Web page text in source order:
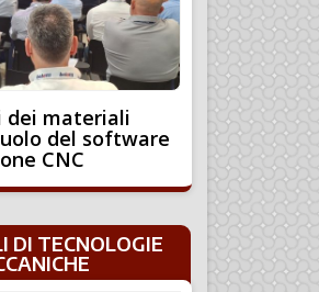
dei materiali
del software
CNC
DI TECNOLOGIE